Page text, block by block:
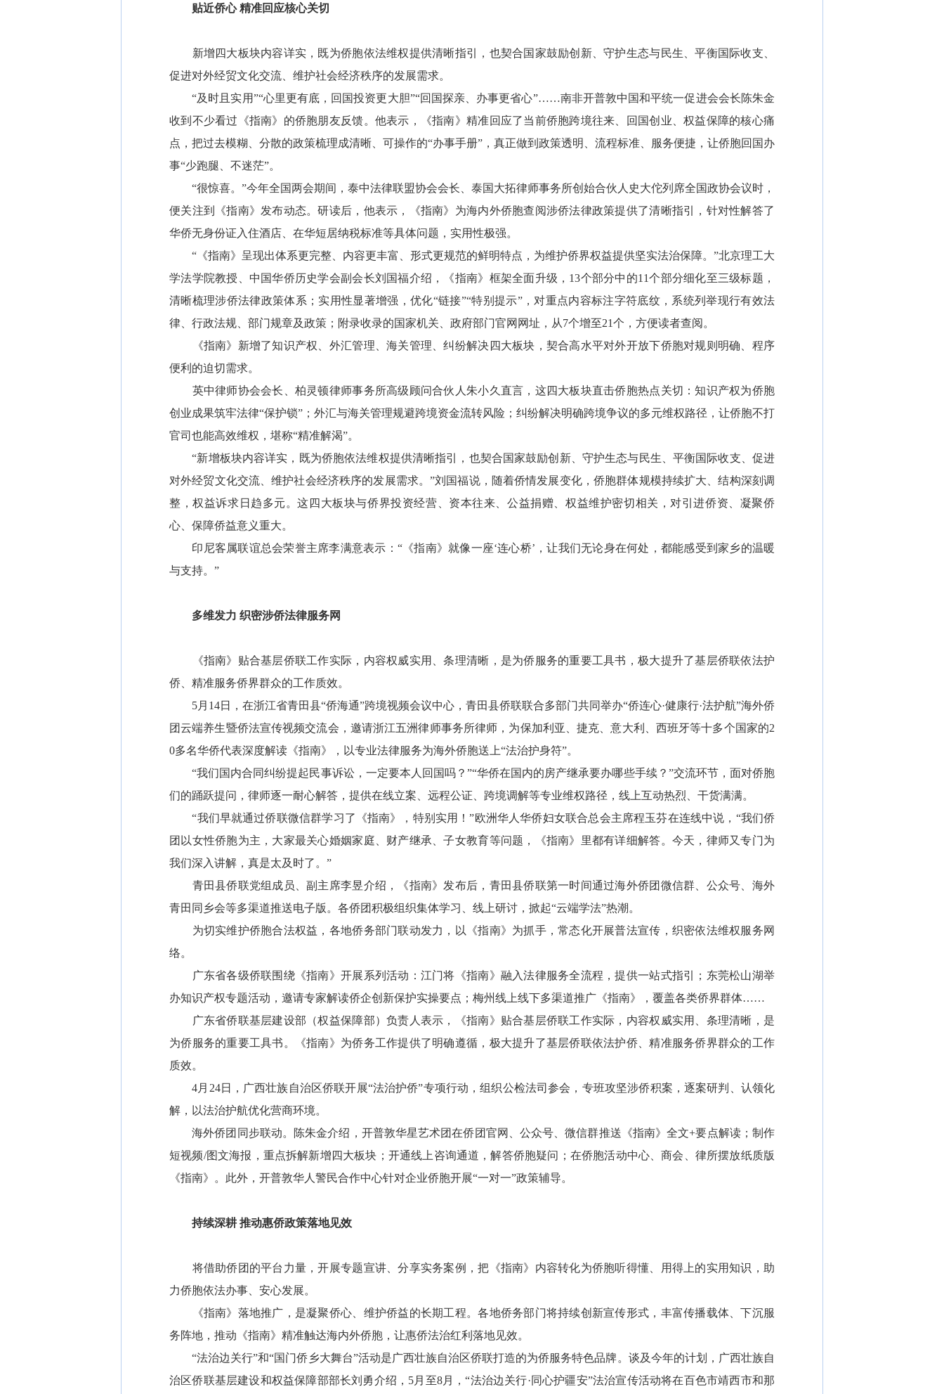
贴近侨心 精准回应核心关切
新增四大板块内容详实，既为侨胞依法维权提供清晰指引，也契合国家鼓励创新、守护生态与民生、平衡国际收支、
促进对外经贸文化交流、维护社会经济秩序的发展需求。
“及时且实用”“心里更有底，回国投资更大胆”“回国探亲、办事更省心”……南非开普敦中国和平统一促进会会长陈朱金
收到不少看过《指南》的侨胞朋友反馈。他表示，《指南》精准回应了当前侨胞跨境往来、回国创业、权益保障的核心痛
点，把过去模糊、分散的政策梳理成清晰、可操作的“办事手册”，真正做到政策透明、流程标准、服务便捷，让侨胞回国办
事“少跑腿、不迷茫”。
“很惊喜。”今年全国两会期间，泰中法律联盟协会会长、泰国大拓律师事务所创始合伙人史大佗列席全国政协会议时，
便关注到《指南》发布动态。研读后，他表示，《指南》为海内外侨胞查阅涉侨法律政策提供了清晰指引，针对性解答了
华侨无身份证入住酒店、在华短居纳税标准等具体问题，实用性极强。
“《指南》呈现出体系更完整、内容更丰富、形式更规范的鲜明特点，为维护侨界权益提供坚实法治保障。”北京理工大
学法学院教授、中国华侨历史学会副会长刘国福介绍，《指南》框架全面升级，13个部分中的11个部分细化至三级标题，
清晰梳理涉侨法律政策体系；实用性显著增强，优化“链接”“特别提示”，对重点内容标注字符底纹，系统列举现行有效法
律、行政法规、部门规章及政策；附录收录的国家机关、政府部门官网网址，从7个增至21个，方便读者查阅。
《指南》新增了知识产权、外汇管理、海关管理、纠纷解决四大板块，契合高水平对外开放下侨胞对规则明确、程序
便利的迫切需求。
英中律师协会会长、柏灵顿律师事务所高级顾问合伙人朱小久直言，这四大板块直击侨胞热点关切：知识产权为侨胞
创业成果筑牢法律“保护锁”；外汇与海关管理规避跨境资金流转风险；纠纷解决明确跨境争议的多元维权路径，让侨胞不打
官司也能高效维权，堪称“精准解渴”。
“新增板块内容详实，既为侨胞依法维权提供清晰指引，也契合国家鼓励创新、守护生态与民生、平衡国际收支、促进
对外经贸文化交流、维护社会经济秩序的发展需求。”刘国福说，随着侨情发展变化，侨胞群体规模持续扩大、结构深刻调
整，权益诉求日趋多元。这四大板块与侨界投资经营、资本往来、公益捐赠、权益维护密切相关，对引进侨资、凝聚侨
心、保障侨益意义重大。
印尼客属联谊总会荣誉主席李满意表示：“《指南》就像一座‘连心桥’，让我们无论身在何处，都能感受到家乡的温暖
与支持。”
多维发力 织密涉侨法律服务网
《指南》贴合基层侨联工作实际，内容权威实用、条理清晰，是为侨服务的重要工具书，极大提升了基层侨联依法护
侨、精准服务侨界群众的工作质效。
5月14日，在浙江省青田县“侨海通”跨境视频会议中心，青田县侨联联合多部门共同举办“侨连心·健康行·法护航”海外侨
团云端养生暨侨法宣传视频交流会，邀请浙江五洲律师事务所律师，为保加利亚、捷克、意大利、西班牙等十多个国家的2
0多名华侨代表深度解读《指南》，以专业法律服务为海外侨胞送上“法治护身符”。
“我们国内合同纠纷提起民事诉讼，一定要本人回国吗？”“华侨在国内的房产继承要办哪些手续？”交流环节，面对侨胞
们的踊跃提问，律师逐一耐心解答，提供在线立案、远程公证、跨境调解等专业维权路径，线上互动热烈、干货满满。
“我们早就通过侨联微信群学习了《指南》，特别实用！”欧洲华人华侨妇女联合总会主席程玉芬在连线中说，“我们侨
团以女性侨胞为主，大家最关心婚姻家庭、财产继承、子女教育等问题，《指南》里都有详细解答。今天，律师又专门为
我们深入讲解，真是太及时了。”
青田县侨联党组成员、副主席李昱介绍，《指南》发布后，青田县侨联第一时间通过海外侨团微信群、公众号、海外
青田同乡会等多渠道推送电子版。各侨团积极组织集体学习、线上研讨，掀起“云端学法”热潮。
为切实维护侨胞合法权益，各地侨务部门联动发力，以《指南》为抓手，常态化开展普法宣传，织密依法维权服务网
络。
广东省各级侨联围绕《指南》开展系列活动：江门将《指南》融入法律服务全流程，提供一站式指引；东莞松山湖举
办知识产权专题活动，邀请专家解读侨企创新保护实操要点；梅州线上线下多渠道推广《指南》，覆盖各类侨界群体……
广东省侨联基层建设部（权益保障部）负责人表示，《指南》贴合基层侨联工作实际，内容权威实用、条理清晰，是
为侨服务的重要工具书。《指南》为侨务工作提供了明确遵循，极大提升了基层侨联依法护侨、精准服务侨界群众的工作
质效。
4月24日，广西壮族自治区侨联开展“法治护侨”专项行动，组织公检法司参会，专班攻坚涉侨积案，逐案研判、认领化
解，以法治护航优化营商环境。
海外侨团同步联动。陈朱金介绍，开普敦华星艺术团在侨团官网、公众号、微信群推送《指南》全文+要点解读；制作
短视频/图文海报，重点拆解新增四大板块；开通线上咨询通道，解答侨胞疑问；在侨胞活动中心、商会、律所摆放纸质版
《指南》。此外，开普敦华人警民合作中心针对企业侨胞开展“一对一”政策辅导。
持续深耕 推动惠侨政策落地见效
将借助侨团的平台力量，开展专题宣讲、分享实务案例，把《指南》内容转化为侨胞听得懂、用得上的实用知识，助
力侨胞依法办事、安心发展。
《指南》落地推广，是凝聚侨心、维护侨益的长期工程。各地侨务部门将持续创新宣传形式，丰富传播载体、下沉服
务阵地，推动《指南》精准触达海内外侨胞，让惠侨法治红利落地见效。
“法治边关行”和“国门侨乡大舞台”活动是广西壮族自治区侨联打造的为侨服务特色品牌。谈及今年的计划，广西壮族自
治区侨联基层建设和权益保障部部长刘勇介绍，5月至8月，“法治边关行·同心护疆安”法治宣传活动将在百色市靖西市和那